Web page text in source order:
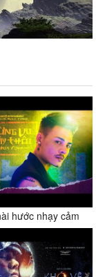
hước nhạy cảm